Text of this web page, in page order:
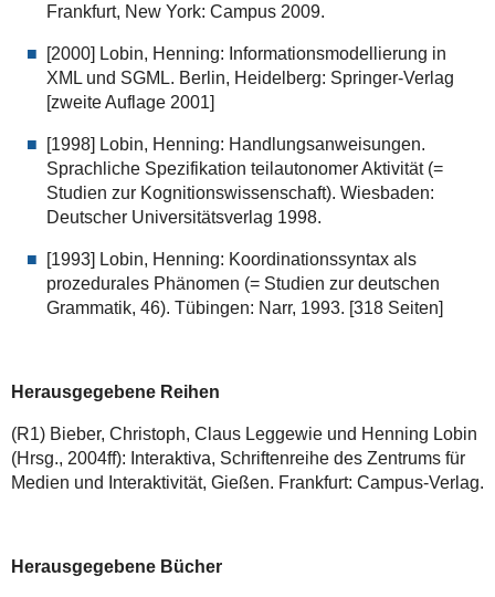
Frankfurt, New York: Campus 2009.
[2000] Lobin, Henning: Informationsmodellierung in
XML und SGML. Berlin, Heidelberg: Springer-Verlag
[zweite Auflage 2001]
[1998] Lobin, Henning: Handlungsanweisungen.
Sprachliche Spezifikation teilautonomer Aktivität (=
Studien zur Kognitionswissenschaft). Wiesbaden:
Deutscher Universitätsverlag 1998.
[1993] Lobin, Henning: Koordinationssyntax als
prozedurales Phänomen (= Studien zur deutschen
Grammatik, 46). Tübingen: Narr, 1993. [318 Seiten]
Herausgegebene Reihen
(R1) Bieber, Christoph, Claus Leggewie und Henning Lobin
(Hrsg., 2004ff): Interaktiva, Schriftenreihe des Zentrums für
Medien und Interaktivität, Gießen. Frankfurt: Campus-Verlag.
Herausgegebene Bücher